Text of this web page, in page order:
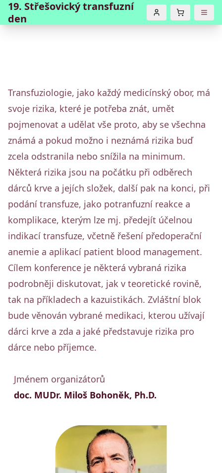
19. Střešovický transfuzní
den
Open
Transfuziologie, jako každý medicínský obor, má
svoje rizika, které je potřeba znát, umět
pojmenovat a udělat vše proto, aby se všechna
známá a pokud možno i neznámá rizika buď
zcela odstranila nebo snížila na minimum.
Některá rizika jsou na počátku při odběrech
dárců krve a jejích složek, další pak na konci, při
podání transfuze, jako potranfuzní reakce a
komplikace, kterým lze mj. předejít účelnou
indikací transfuze, včetně řešení předoperační
anemie a aplikací patient blood management.
Cílem konference je některá vybraná rizika
podrobněji diskutovat, jak v teoretické rovině,
tak na příkladech a kazuistikách. Zvláštní blok
bude věnován vybrané medikaci, kterou užívají
dárci krve a zda a jaké představuje rizika pro
dárce nebo příjemce.
Jménem organizátorů
doc. MUDr. Miloš Bohoněk, Ph.D.